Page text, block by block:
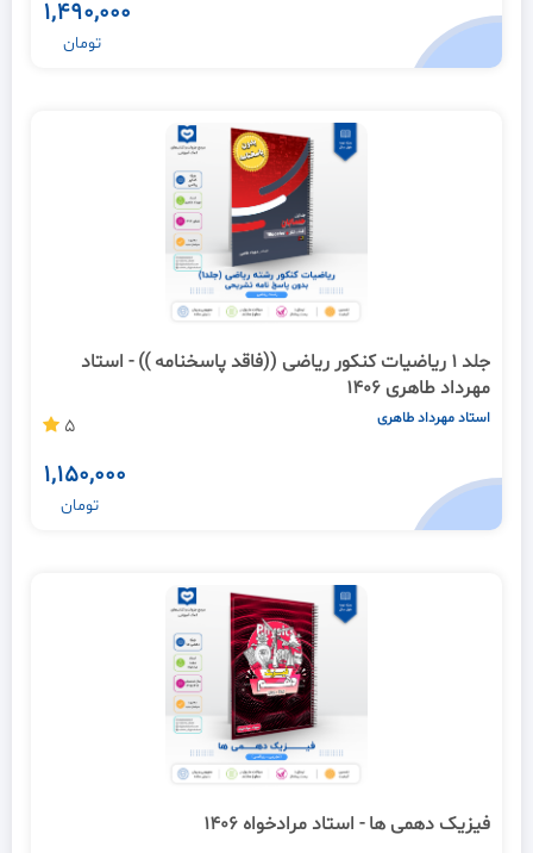
1,490,000
تومان
جلد 1 ریاضیات کنکور ریاضی ((فاقد پاسخنامه )) - استاد
مهرداد طاهری 1406
استاد مهرداد طاهری 5
1,150,000
تومان
فیزیک دهمی ها - استاد مرادخواه 1406